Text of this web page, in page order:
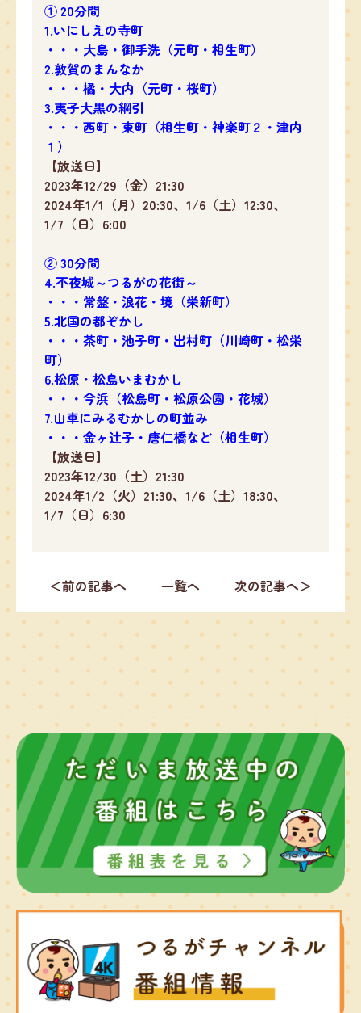
① 20分間
1.いにしえの寺町
・・・大島・御手洗（元町・相生町）
2.敦賀のまんなか
・・・橘・大内（元町・桜町）
3.夷子大黒の綱引
・・・西町・東町（相生町・神楽町２・津内
１）
【放送日】
2023年12/29（金）21:30
2024年1/1（月）20:30、1/6（土）12:30、
1/7（日）6:00
② 30分間
4.不夜城～つるがの花街～
・・・常盤・浪花・境（栄新町）
5.北国の都ぞかし
・・・茶町・池子町・出村町（川崎町・松栄
町）
6.松原・松島いまむかし
・・・今浜（松島町・松原公園・花城）
7.山車にみるむかしの町並み
・・・金ヶ辻子・唐仁橋など（相生町）
【放送日】
2023年12/30（土）21:30
2024年1/2（火）21:30、1/6（土）18:30、
1/7（日）6:30
＜前の記事へ 一覧へ 次の記事へ＞